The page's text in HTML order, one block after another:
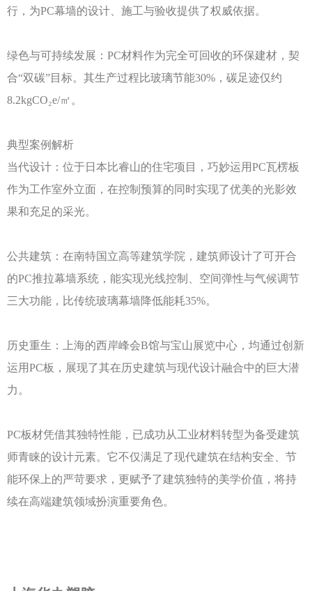
行，为PC幕墙的设计、施工与验收提供了权威依据。
绿色与可持续发展： PC材料作为完全可回收的环保建材，契
合“双碳”目标。其生产过程比玻璃节能30%，碳足迹仅约
8.2kgCO₂e/㎡。
典型案例解析
当代设计：位于日本比睿山的住宅项目，巧妙运用PC瓦楞板
作为工作室外立面，在控制预算的同时实现了优美的光影效
果和充足的采光。
公共建筑：在南特国立高等建筑学院，建筑师设计了可开合
的PC推拉幕墙系统，能实现光线控制、空间弹性与气候调节
三大功能，比传统玻璃幕墙降低能耗35%。
历史重生：上海的西岸峰会B馆与宝山展览中心，均通过创新
运用PC板，展现了其在历史建筑与现代设计融合中的巨大潜
力。
PC板材凭借其独特性能，已成功从工业材料转型为备受建筑
师青睐的设计元素。它不仅满足了现代建筑在结构安全、节
能环保上的严苛要求，更赋予了建筑独特的美学价值，将持
续在高端建筑领域扮演重要角色。